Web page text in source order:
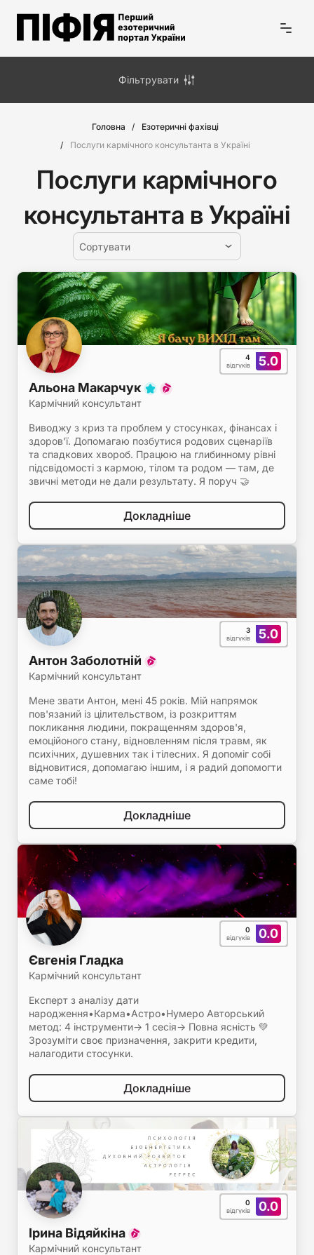
Головна
Езотеричні фахівці
Послуги кармічного консультанта в Україні
Послуги кармічного
консультанта в Україні
Сортувати
5.0
4
відгуків
Альона Макарчук
Кармічний консультант
Виводжу з криз та проблем у стосунках, фінансах і
здоров'ї. Допомагаю позбутися родових сценаріїв
та спадкових хвороб. Працюю на глибинному рівні
підсвідомості з кармою, тілом та родом — там, де
звичні методи не дали результату. Я поруч 🤝
Докладніше
5.0
3
відгуків
Антон Заболотній
Кармічний консультант
Мене звати Антон, мені 45 років. Мій напрямок
пов'язаний із цілительством, із розкриттям
покликання людини, покращенням здоров'я,
емоційоного стану, відновленням після травм, як
психічних, душевних так і тілесних. Я допоміг собі
відновитися, допомагаю іншим, і я радий допомогти
саме тобі!
Докладніше
0.0
0
відгуків
Євгенія Гладка
Кармічний консультант
Експерт з аналізу дати
народження•Карма•Астро•Нумеро Авторський
метод: 4 інструменти-> 1 сесія-> Повна ясність 💚
Зрозуміти своє призначення, закрити кредити,
налагодити стосунки.
Докладніше
0.0
0
відгуків
Ірина Відяйкіна
Кармічний консультант
Фільтрувати